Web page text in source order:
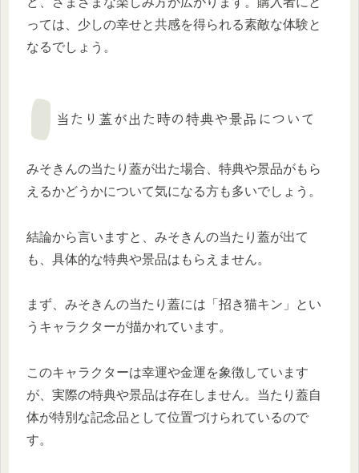
っては、少しの幸せと共感を得られる素敵な体験と
なるでしょう。
当たり蓋が出た時の特典や景品について
みそきんの当たり蓋が出た場合、特典や景品がもら
えるかどうかについて気になる方も多いでしょう。
結論から言いますと、みそきんの当たり蓋が出て
も、具体的な特典や景品はもらえません。
まず、みそきんの当たり蓋には「招き猫キン」とい
うキャラクターが描かれています。
このキャラクターは幸運や金運を象徴しています
が、実際の特典や景品は存在しません。当たり蓋自
体が特別な記念品として位置づけられているので
す。